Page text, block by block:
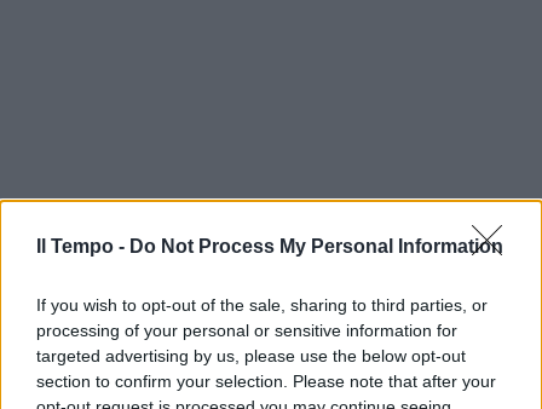
Il Tempo - Do Not Process My Personal Information
If you wish to opt-out of the sale, sharing to third parties, or
processing of your personal or sensitive information for
targeted advertising by us, please use the below opt-out
section to confirm your selection. Please note that after your